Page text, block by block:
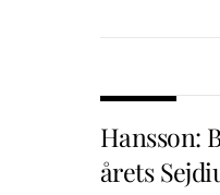
Hansson:
årets